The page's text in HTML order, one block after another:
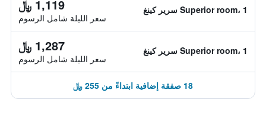
Superior room، 1 سرير كينغ 1,119 ﷼
سعر الليلة شامل الرسوم
Superior room، 1 سرير كينغ 1,287 ﷼
سعر الليلة شامل الرسوم
18 صفقة إضافية ابتداءً من 255 ﷼